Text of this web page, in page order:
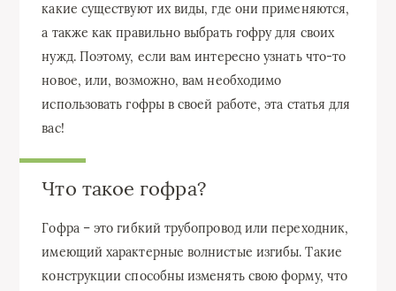
какие существуют их виды, где они применяются,
а также как правильно выбрать гофру для своих
нужд. Поэтому, если вам интересно узнать что-то
новое, или, возможно, вам необходимо
использовать гофры в своей работе, эта статья для
вас!
Что такое гофра?
Гофра – это гибкий трубопровод или переходник,
имеющий характерные волнистые изгибы. Такие
конструкции способны изменять свою форму, что